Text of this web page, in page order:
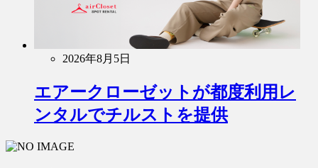
2026年8月5日
エアークローゼットが都度利用レ
ンタルでチルストを提供